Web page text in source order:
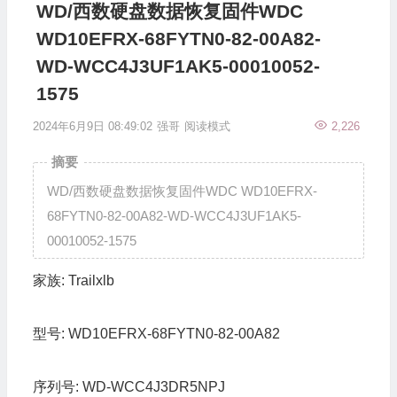
WD/西数硬盘数据恢复固件WDC
WD10EFRX-68FYTN0-82-00A82-
WD-WCC4J3UF1AK5-00010052-
1575
2024年6月9日 08:49:02 强哥 2,226
阅读模式
摘要
WD/西数硬盘数据恢复固件WDC WD10EFRX-
68FYTN0-82-00A82-WD-WCC4J3UF1AK5-
00010052-1575
家族: Trailxlb
型号: WD10EFRX-68FYTN0-82-00A82
序列号: WD-WCC4J3DR5NPJ